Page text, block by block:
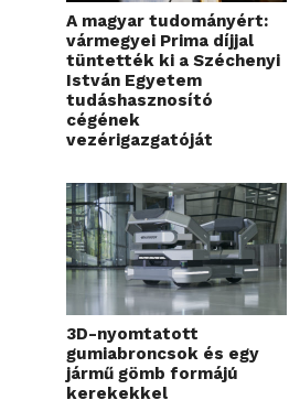
A magyar tudományért:
vármegyei Prima díjjal
tüntették ki a Széchenyi
István Egyetem
tudáshasznosító
cégének
vezérigazgatóját
3D-nyomtatott
gumiabroncsok és egy
jármű gömb formájú
kerekekkel